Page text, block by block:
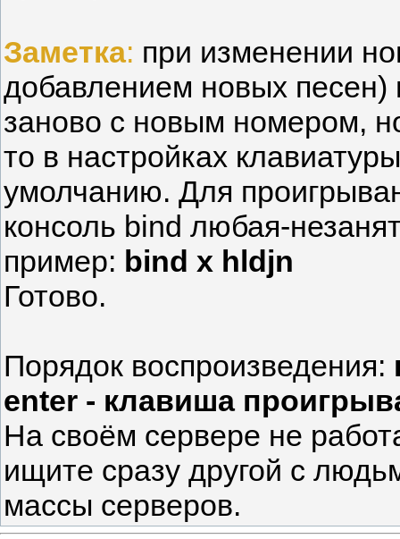
Заметка: при изменении
добавлением новых песен)
заново с новым номером,
то в настройках
умолчанию. Для
консоль bind любая-
пример: bind x hldjn
Готово.
Порядок воспроизведения:
enter - клавиша
На своём сервере не
ищите сразу другой с
массы серверов.